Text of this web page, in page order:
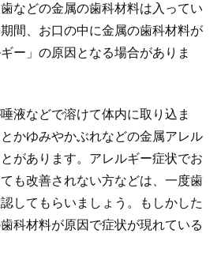
などの金属の歯科材料は入ってい
間、お口の中に金属の歯科材料が
ー」の原因となる場合がありま
液などで溶けて体内に取り込ま
かゆみやかぶれなどの金属アレル
があります。アレルギー症状でお
も改善されない方などは、一度歯
してもらいましょう。もしかした
科材料が原因で症状が現れている